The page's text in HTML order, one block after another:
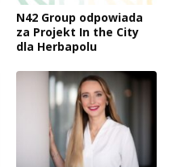
N42 Group odpowiada
za Projekt In the City
dla Herbapolu